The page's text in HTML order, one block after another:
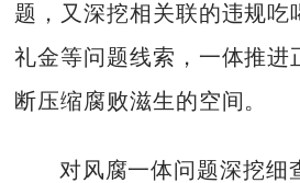
题，又深挖相关联的违规吃
礼金等问题线索，一体推进
断压缩腐败滋生的空间。
对风腐一体问题深挖细